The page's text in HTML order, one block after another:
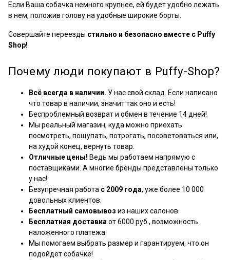
Если Ваша собачка немного крупнее, ей будет удобно лежать
в нем, положив голову на удобные широкие борты.
Совершайте переезды стильно и безопасно вместе с Puffy
Shop!
Почему люди покупают в Puffy-Shop?
Всё всегда в наличии. У нас свой склад. Если написано
что товар в наличии, значит так оно и есть!
Беспроблемный возврат и обмен в течение 14 дней!
Мы реальный магазин, куда можно приехать
посмотреть, пощупать, потрогать, посоветоваться или,
на худой конец, вернуть товар.
Отличные цены! Ведь мы работаем напрямую с
поставщиками. А многие бренды представлены только
у нас!
Безупречная работа с 2009 года, уже более 10 000
довольных клиентов.
Бесплатный самовывоз из наших салонов.
Бесплатная доставка от 6000 руб., возможность
наложенного платежа.
Мы помогаем выбрать размер и гарантируем, что он
подойдёт собачке!